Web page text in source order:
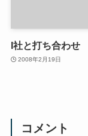
I社と打ち合わせ
2008年2月19日
コメント